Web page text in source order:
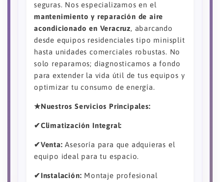
seguras. Nos especializamos en el
mantenimiento y reparación de aire
acondicionado en Veracruz, abarcando
desde equipos residenciales tipo minisplit
hasta unidades comerciales robustas. No
solo reparamos; diagnosticamos a fondo
para extender la vida útil de tus equipos y
optimizar tu consumo de energía.
★Nuestros Servicios Principales:
✔Climatización Integral:
✔Venta: Asesoría para que adquieras el
equipo ideal para tu espacio.
✔Instalación: Montaje profesional